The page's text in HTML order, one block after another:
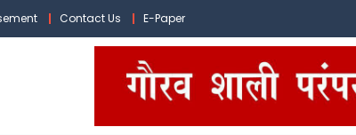
Contact Us E-Paper